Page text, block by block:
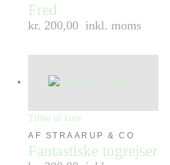
Fred
kr. 200,00 inkl. moms
Tilføj til kurv
AF STRAARUP & CO
Fantastiske togrejser